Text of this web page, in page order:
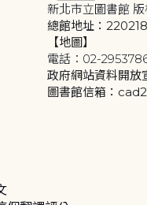
新北市立圖書館
總館地址：
【地圖】
電話：02-
政府網站資料開放
圖書館信箱：